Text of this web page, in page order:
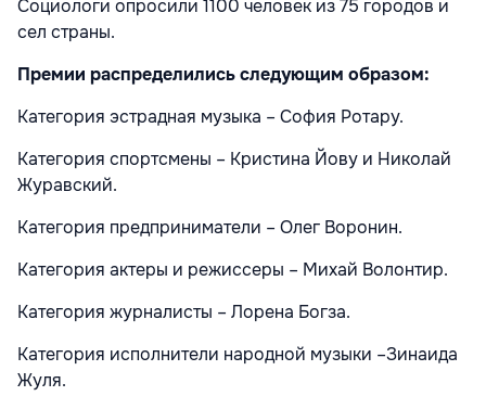
Социологи опросили 1100 человек из 75 городов и
сел страны.
Премии распределились следующим образом:
Категория эстрадная музыка – София Ротару.
Категория спортсмены – Кристина Йову и Николай
Журавский.
Категория предприниматели – Олег Воронин.
Категория актеры и режиссеры – Михай Волонтир.
Категория журналисты – Лорена Богза.
Категория исполнители народной музыки –Зинаида
Жуля.